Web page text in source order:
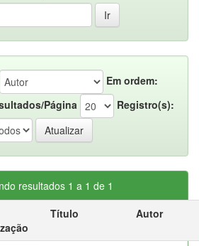
Em ordem:
Página
Registro(s):
resultados 1 a 1 de 1
Título Autor